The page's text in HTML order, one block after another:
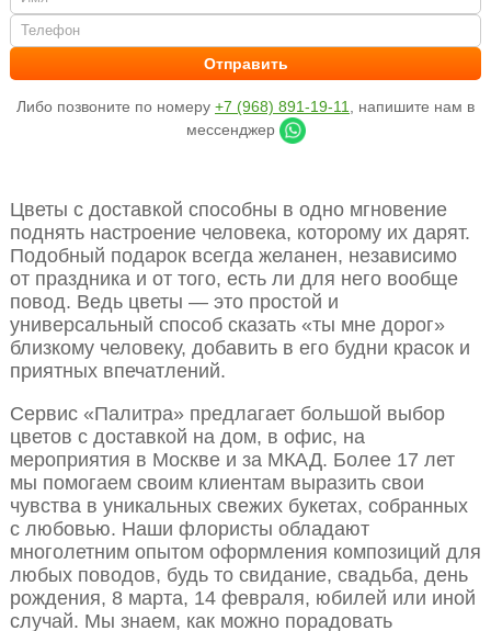
Либо позвоните по номеру +7 (968) 891-19-11
, напишите нам в
мессенджер
Цветы с доставкой способны в одно мгновение
поднять настроение человека, которому их дарят.
Подобный подарок всегда желанен, независимо
от праздника и от того, есть ли для него вообще
повод. Ведь цветы — это простой и
универсальный способ сказать «ты мне дорог»
близкому человеку, добавить в его будни красок и
приятных впечатлений.
Сервис «Палитра» предлагает большой выбор
цветов с доставкой на дом, в офис, на
мероприятия в Москве и за МКАД. Более 17 лет
мы помогаем своим клиентам выразить свои
чувства в уникальных свежих букетах, собранных
с любовью. Наши флористы обладают
многолетним опытом оформления композиций для
любых поводов, будь то свидание, свадьба, день
рождения, 8 марта, 14 февраля, юбилей или иной
случай. Мы знаем, как можно порадовать